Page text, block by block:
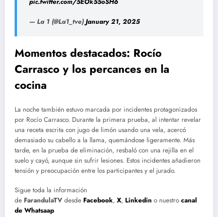
pic.twitter.com/5EOk55oSH6
— La 1 (@La1_tve) January 21, 2025
Momentos destacados: Rocío
Carrasco y los percances en la
cocina
La noche también estuvo marcada por incidentes protagonizados
por Rocío Carrasco. Durante la primera prueba, al intentar revelar
una receta escrita con jugo de limón usando una vela, acercó
demasiado su cabello a la llama, quemándose ligeramente. Más
tarde, en la prueba de eliminación, resbaló con una rejilla en el
suelo y cayó, aunque sin sufrir lesiones. Estos incidentes añadieron
tensión y preocupación entre los participantes y el jurado.
Sigue toda la información
de FarandulaTV desde Facebook, X, Linkedin o nuestro canal
de Whatsaap